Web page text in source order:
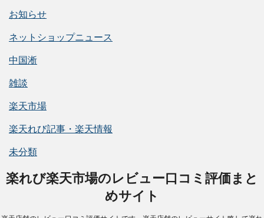
お知らせ
ネットショップニュース
中国淅
雑談
楽天市場
楽天れび記事・楽天情報
未分類
楽れび楽天市場のレビュー口コミ評価まと
めサイト